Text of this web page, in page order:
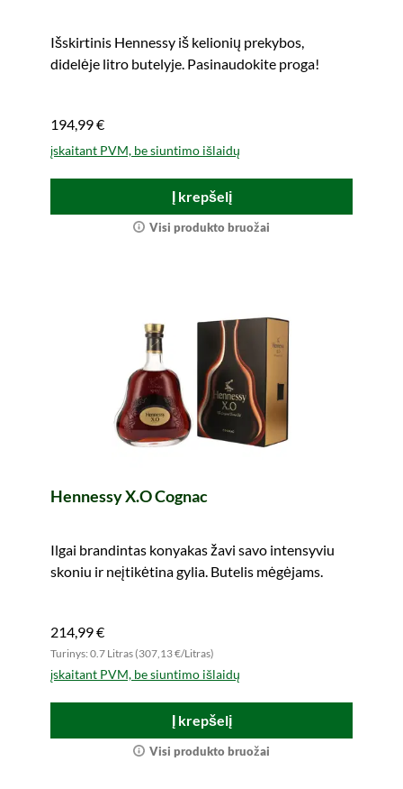
Išskirtinis Hennessy iš kelionių prekybos,
didelėje litro butelyje. Pasinaudokite proga!
194,99 €
įskaitant PVM, be siuntimo išlaidų
Į krepšelį
Visi produkto bruožai
Hennessy X.O Cognac
Ilgai brandintas konyakas žavi savo intensyviu
skoniu ir neįtikėtina gylia. Butelis mėgėjams.
214,99 €
Turinys: 0.7 Litras (307,13 €/Litras)
įskaitant PVM, be siuntimo išlaidų
Į krepšelį
Visi produkto bruožai